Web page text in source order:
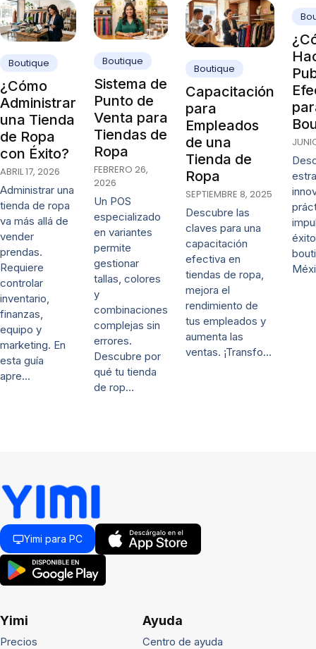
Boutique
¿Cómo
Administrar
una Tienda
de Ropa
con Éxito?
ABRIL 17, 2026
Administrar una
tienda de ropa
va más allá de
vender
prendas.
Requiere
controlar
inventario,
finanzas,
equipo y
marketing. En
esta guía
apre…
Boutique
Sistema de
Punto de
Venta para
Tiendas de
Ropa
FEBRERO 26,
2026
Un POS
especializado
en variantes
permite
gestionar
tallas, colores
y
combinaciones
complejas sin
errores.
Descubre por
qué tu tienda
de rop…
Boutique
Capacitación
para
Empleados
de una
Tienda de
Ropa
SEPTIEMBRE 8, 2025
Descubre las
claves para una
capacitación
efectiva en
tiendas de ropa,
mejora el
rendimiento de
tus empleados y
aumenta las
ventas. ¡Transfo…
Yimi para PC
Yimi
Precios
Ayuda
Centro de ayuda